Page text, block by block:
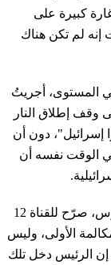
كبيرة على
إنه لم تكن هناك
المستوى، أجريتُ
وقف إطلاق النار
إسرائيل"، دون أن
الوقت نفسه أن
ولكن ما زاد الأمر تعقيداً هو أن رافيد، من أكسيوس، صرّح للقناة 12
الأولى، وليس
إن الرئيس دخل تلك